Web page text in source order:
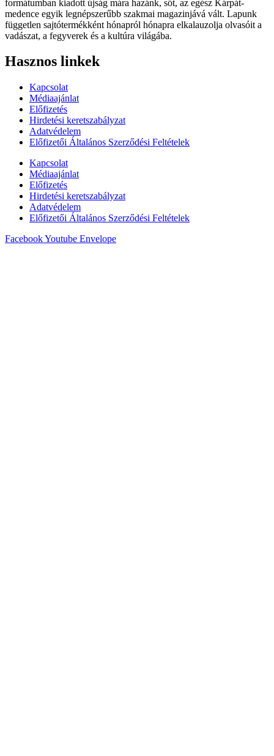
formátumban kiadott újság mára hazánk, sőt, az egész Kárpát-
medence egyik legnépszerűbb szakmai magazinjává vált. Lapunk
független sajtótermékként hónapról hónapra elkalauzolja olvasóit a
vadászat, a fegyverek és a kultúra világába.
Hasznos linkek
Kapcsolat
Médiaajánlat
Előfizetés
Hirdetési keretszabályzat
Adatvédelem
Előfizetői Általános Szerződési Feltételek
Kapcsolat
Médiaajánlat
Előfizetés
Hirdetési keretszabályzat
Adatvédelem
Előfizetői Általános Szerződési Feltételek
FacebookYoutube Envelope